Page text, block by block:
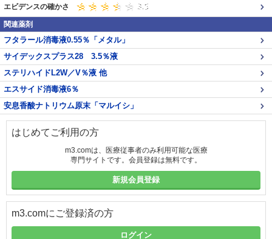
エビデンスの確かさ
関連薬剤
フタラール消毒液0.55％「メタル」
サイデックスプラス28 3.5％液
ステリハイドL2W／V％液 他
エスサイド消毒液6％
安息香酸ナトリウム原末「マルイシ」
はじめてご利用の方
m3.comは、医療従事者のみ利用可能な医療
専門サイトです。会員登録は無料です。
新規会員登録
m3.comにご登録済の方
ログイン